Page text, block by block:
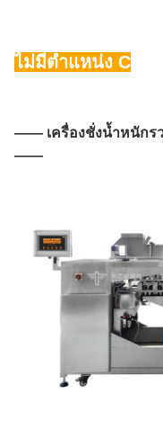
ไม่มีตำแหน่ง C
—— เครื่องชั่งน้ำหนักร
——